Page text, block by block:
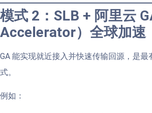
模式 2：SLB + 阿里云
Accelerator）全球加速
GA 能实现就近接入并快速传输回源，是
式。
例如：